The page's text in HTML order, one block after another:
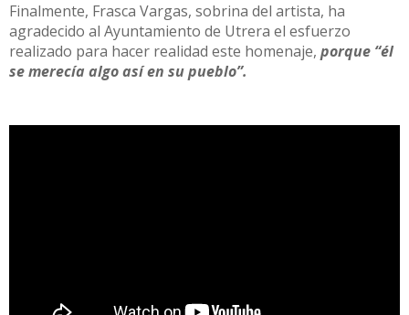
Finalmente, Frasca Vargas, sobrina del artista, ha
agradecido al Ayuntamiento de Utrera el esfuerzo
realizado para hacer realidad este homenaje, porque “él
se merecía algo así en su pueblo”.